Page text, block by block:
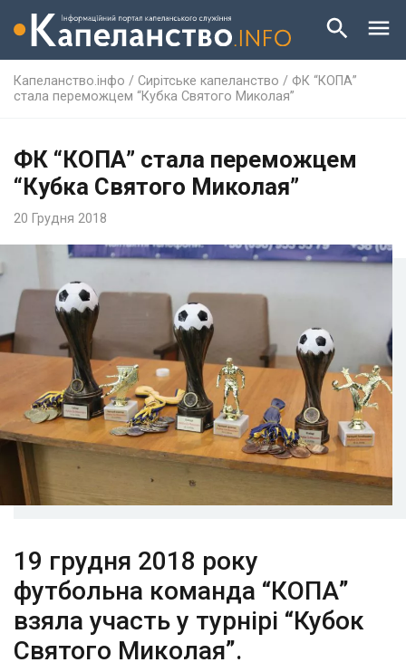
Капеланство.інфо / Сирітське капеланство / ФК “КОПА”
стала переможцем “Кубка Святого Миколая”
ФК “КОПА” стала переможцем
“Кубка Святого Миколая”
20 Грудня 2018
19 грудня 2018 року
футбольна команда “КОПА”
взяла участь у турнірі “Кубок
Святого Миколая”.